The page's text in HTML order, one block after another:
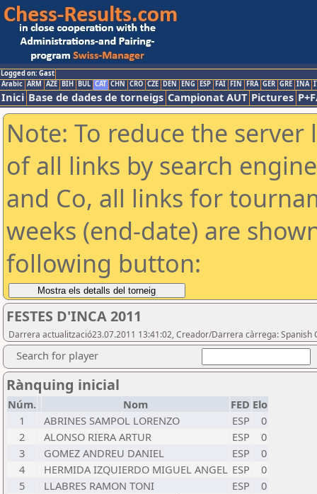
Logged on: Gast
Arabic ARM AZE BIH BUL CAT CHN CRO CZE DEN ENG ESP FAI FIN FRA GER GRE INA
Inici Base de dades de torneigs Campionat AUT Pictures
Note: To reduce the
of all links by search
and Co, all links for
weeks (end-date) are
following button:
FESTES D'INCA 2011
Darrera actualització23.07.2011 13:41:02, Creador/Darrera càrrega: Spanish
Search for player
Rànquing inicial
Núm. Nom FED Elo
1
ABRINES SAMPOL LORENZO ESP
0
2
ALONSO RIERA ARTUR ESP
0
3
GOMEZ ANDREU DANIEL ESP
0
4
HERMIDA IZQUIERDO MIGUEL ANGEL ESP
0
5
LLABRES RAMON TONI ESP
0